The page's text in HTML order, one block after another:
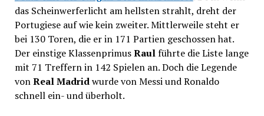
das Scheinwerferlicht am hellsten strahlt, dreht der
Portugiese auf wie kein zweiter. Mittlerweile steht er
bei 130 Toren, die er in 171 Partien geschossen hat.
Der einstige KlassenprimusRaulführte die Liste lange
mit 71 Treffern in 142 Spielen an. Doch die Legende
vonReal Madridwurde von Messi und Ronaldo
schnell ein- und überholt.